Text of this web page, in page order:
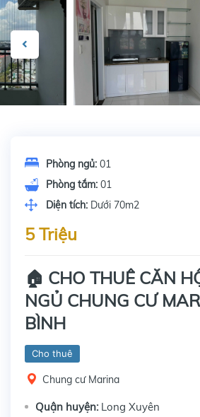
Phòng ngủ: 01
Phòng tắm: 01
Diện tích: Dưới 70m2
5 Triệu
🏠 CHO THUÊ CĂN
NGỦ CHUNG CƯ
BÌNH
Cho thuê
Chung cư Marina
Quận huyện: Long Xuyên